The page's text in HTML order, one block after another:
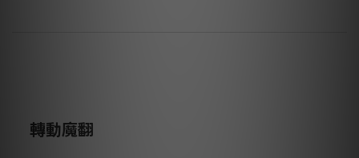
轉動魔翻